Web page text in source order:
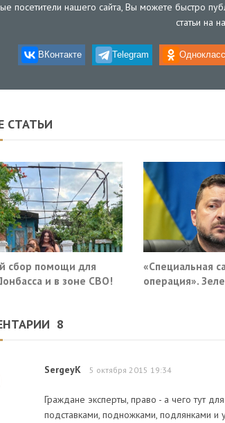
посетители нашего сайта, Вы можете быстро
статьи на
ВКонтакте Telegram
СТАТЬИ
сбор помощи для
и в зоне СВО!
«Специальная
операция».
8
SergeyK 5 октября 2015 19:34
Граждане эксперты, право - а чего тут
подставками, подножками, подлянками